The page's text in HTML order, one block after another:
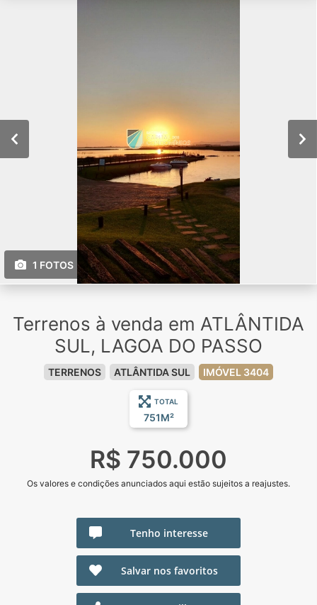
1 FOTOS
Terrenos à venda em ATLÂNTIDA
SUL, LAGOA DO PASSO
TERRENOS ATLÂNTIDA SUL IMÓVEL 3404
TOTAL
751M²
R$ 750.000
Os valores e condições anunciados aqui estão sujeitos a reajustes.
Tenho interesse
Salvar nos favoritos